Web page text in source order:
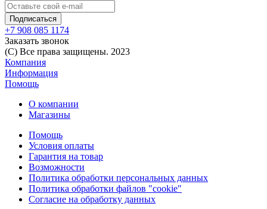
+7 908 085 1174
Заказать звонок
(C) Все права защищены. 2023
Компания
Информация
Помощь
О компании
Магазины
Помощь
Условия оплаты
Гарантия на товар
Возможности
Политика обработки персональных данных
Политика обработки файлов "cookie"
Согласие на обработку данных